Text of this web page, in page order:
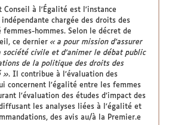
Conseil à l'Égalité est l'instance
chargée des droits des
hommes. Selon le décret de
ce dernier « a pour mission d’assurer
société civile et d’animer le débat public
de la politique des droits des
». Il contribue à l’évaluation des
concernent l’égalité entre les femmes
l’évaluation des études d’impact des
les analyses liées à l’égalité et
des avis au/à la Premier.e